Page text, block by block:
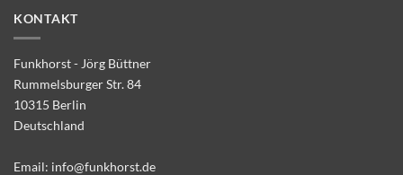
KONTAKT
Funkhorst - Jörg Büttner
Rummelsburger Str. 84
10315 Berlin
Deutschland
Email: info@funkhorst.de